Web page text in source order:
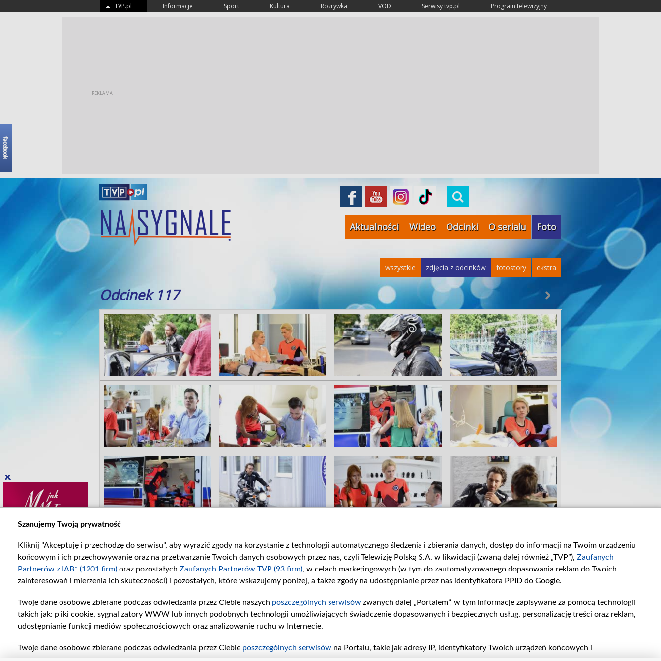
TVP.pl Informacje Sport Kultura Rozrywka VOD Serwisy tvp.pl Program telewizyjny
Aktualności Wideo Odcinki O serialu Foto
ekstra
fotostory
zdjęcia z odcinków
wszystkie
Odcinek 117
Szanujemy Twoją prywatność
Kliknij "Akceptuję i przechodzę do serwisu", aby wyrazić zgody na korzystanie z technologii automatycznego śledzenia i zbierania danych, dostęp do informacji na Twoim urządzeniu
końcowym i ich przechowywanie oraz na przetwarzanie Twoich danych osobowych przez nas, czyli Telewizję Polską S.A. w likwidacji (zwaną dalej również „TVP”), Zaufanych
Partnerów z IAB* (1201 firm) oraz pozostałych Zaufanych Partnerów TVP (93 firm), w celach marketingowych (w tym do zautomatyzowanego dopasowania reklam do Twoich
zainteresowań i mierzenia ich skuteczności) i pozostałych, które wskazujemy poniżej, a także zgody na udostępnianie przez nas identyfikatora PPID do Google.
Twoje dane osobowe zbierane podczas odwiedzania przez Ciebie naszych poszczególnych serwisów zwanych dalej „Portalem”, w tym informacje zapisywane za pomocą technologii
takich jak: pliki cookie, sygnalizatory WWW lub innych podobnych technologii umożliwiających świadczenie dopasowanych i bezpiecznych usług, personalizację treści oraz reklam,
udostępnianie funkcji mediów społecznościowych oraz analizowanie ruchu w Internecie.
Twoje dane osobowe zbierane podczas odwiedzania przez Ciebie poszczególnych serwisów na Portalu, takie jak adresy IP, identyfikatory Twoich urządzeń końcowych i